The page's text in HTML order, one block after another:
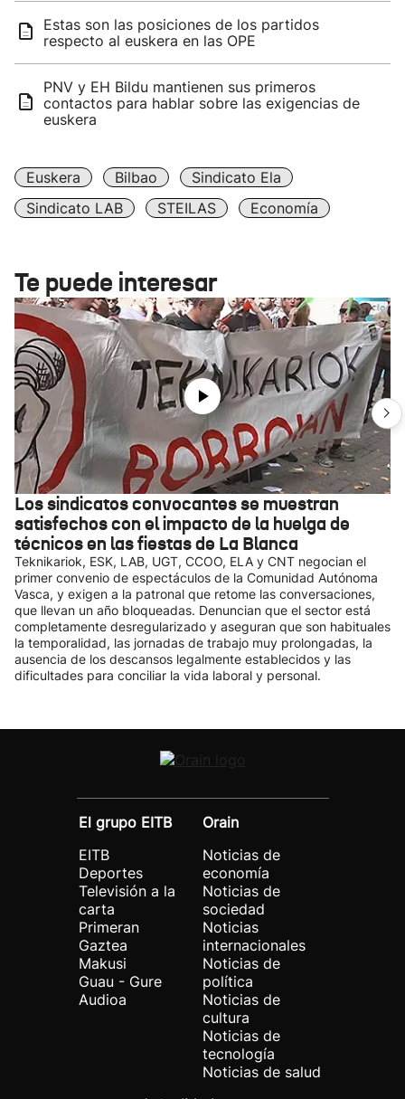
Estas son las posiciones de los partidos
respecto al euskera en las OPE
PNV y EH Bildu mantienen sus primeros
contactos para hablar sobre las exigencias de
euskera
Euskera Bilbao
Sindicato Ela
Sindicato LAB
STEILAS Economía
Te puede interesar
Los sindicatos convocantes se muestran
satisfechos con el impacto de la huelga de
técnicos en las fiestas de La Blanca
Teknikariok, ESK, LAB, UGT, CCOO, ELA y CNT negocian el
primer convenio de espectáculos de la Comunidad Autónoma
Vasca, y exigen a la patronal que retome las conversaciones,
que llevan un año bloqueadas. Denuncian que el sector está
completamente desregularizado y aseguran que son habituales
la temporalidad, las jornadas de trabajo muy prolongadas, la
ausencia de los descansos legalmente establecidos y las
dificultades para conciliar la vida laboral y personal.
El grupo EITB
EITB
Deportes
Televisión a la
carta
Primeran
Gaztea
Makusi
Guau - Gure
Audioa
Orain
Noticias de
economía
Noticias de
sociedad
Noticias
internacionales
Noticias de
política
Noticias de
cultura
Noticias de
tecnología
Noticias de salud